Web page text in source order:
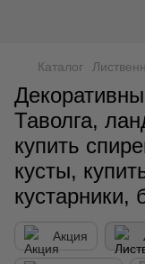
Каталог
Таволга,
купить
кусты,
кустарники,
Акция